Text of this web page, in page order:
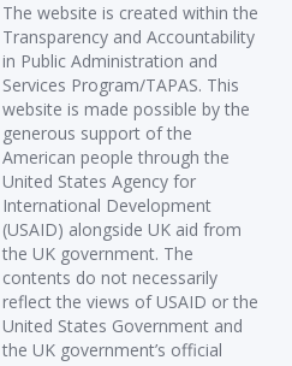
The website is created within the
Transparency and Accountability
in Public Administration and
Services Program/TAPAS. This
website is made possible by the
generous support of the
American people through the
United States Agency for
International Development
(USAID) alongside UK aid from
the UK government. The
contents do not necessarily
reflect the views of USAID or the
United States Government and
the UK government’s official